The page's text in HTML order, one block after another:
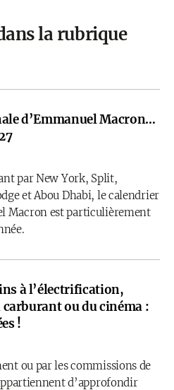
la rubrique
d’Emmanuel Macron…
par New York, Split,
et Abou Dhabi, le calendrier
Macron est particulièrement
à l’électrification,
ou du cinéma :
!
ou par les commissions de
d’approfondir